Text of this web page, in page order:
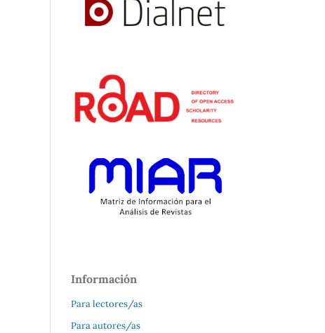
Información
Para lectores/as
Para autores/as